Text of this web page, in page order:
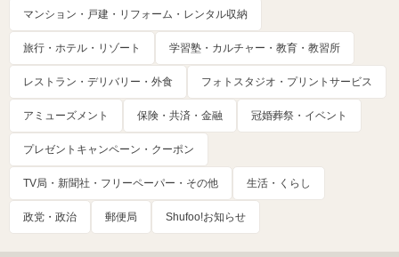
マンション・戸建・リフォーム・レンタル収納
旅行・ホテル・リゾート 学習塾・カルチャー・教育・教習所
レストラン・デリバリー・外食 フォトスタジオ・プリントサービス
アミューズメント 保険・共済・金融 冠婚葬祭・イベント
プレゼントキャンペーン・クーポン
TV局・新聞社・フリーペーパー・その他 生活・くらし
政党・政治 郵便局 Shufoo!お知らせ